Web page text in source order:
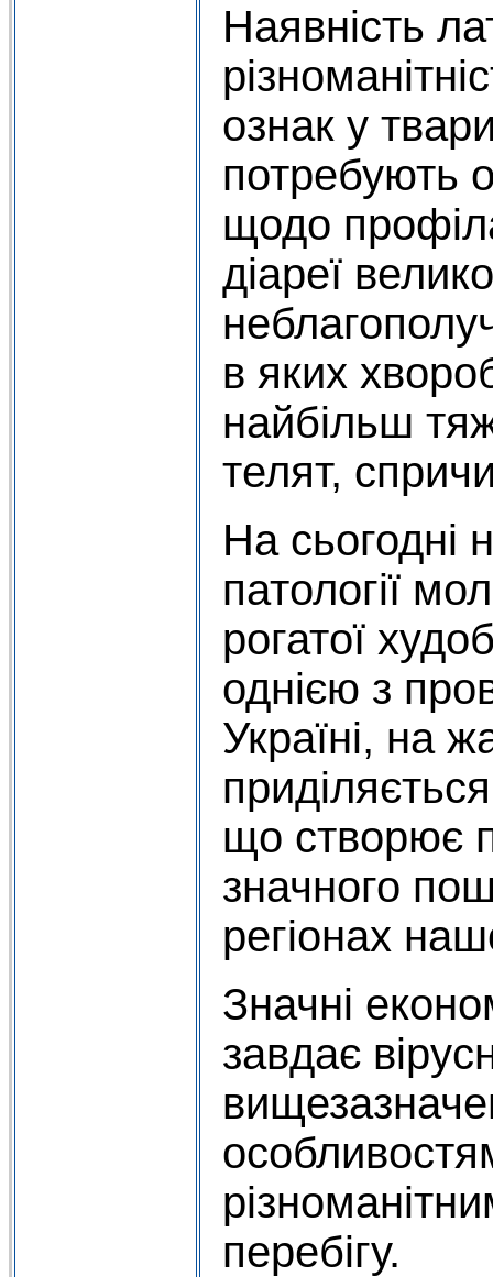
Наявність
ознак у
потребують
щодо
діареї
в яких
найбільш
телят,
На сьогодні
патології
рогатої
однією з
Україні, на
що створює
значного
регіонах
Значні
завдає
перебігу.